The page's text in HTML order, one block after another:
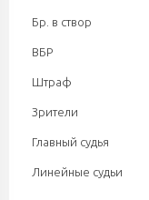
Бр. в створ
ВБР
Штраф
Зрители
Главный судья
Линейные судьи